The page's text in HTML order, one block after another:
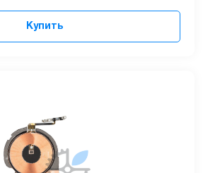
Купить